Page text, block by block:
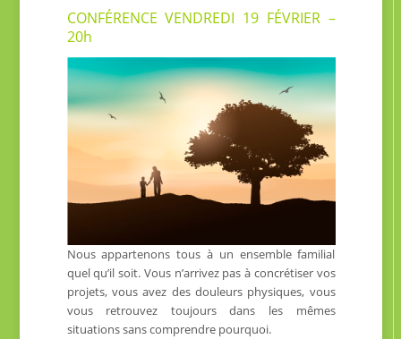
CONFÉRENCE VENDREDI 19 FÉVRIER –
20h
Nous appartenons tous à un ensemble familial
quel qu’il soit. Vous n’arrivez pas à concrétiser vos
projets, vous avez des douleurs physiques, vous
vous retrouvez toujours dans les mêmes
situations sans comprendre pourquoi.